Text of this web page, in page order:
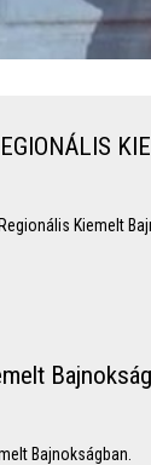
Kiemelt
Bajnokságban.